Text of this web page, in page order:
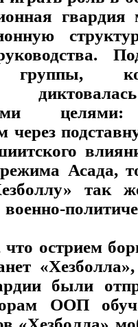
группы,
через
режима Асада,
так
острием
были
ООП